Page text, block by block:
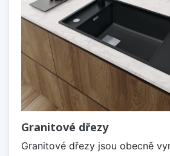
Granitové dřezy
Granitové dřezy jsou obecně